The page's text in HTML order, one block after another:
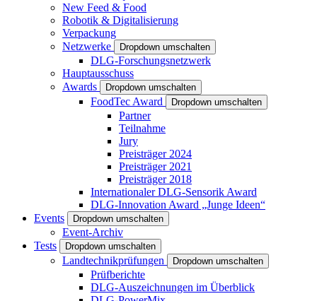
New Feed & Food
Robotik & Digitalisierung
Verpackung
Netzwerke
Dropdown umschalten
DLG-Forschungsnetzwerk
Hauptausschuss
Awards
Dropdown umschalten
FoodTec Award Dropdown umschalten
Partner
Teilnahme
Jury
Preisträger 2024
Preisträger 2021
Preisträger 2018
Internationaler DLG-Sensorik Award
DLG-Innovation Award „Junge Ideen“
Events
Dropdown umschalten
Event-Archiv
Tests
Dropdown umschalten
Landtechnikprüfungen Dropdown umschalten
Prüfberichte
DLG-Auszeichnungen im Überblick